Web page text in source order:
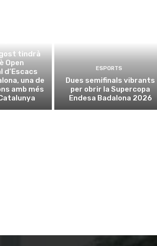
tindrà
Open
d’Escacs
una de
amb més
ESPORTS
Dues semifinals vibrants
per obrir la Supercopa
Endesa Badalona 2026